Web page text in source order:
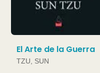
El Arte de la Guerra
TZU, SUN